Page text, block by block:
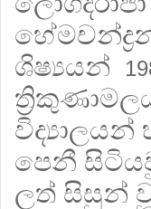
ශිෂ්‍යයන්
විද්‍යාලයන්
පෙනී
ලත් සිසුන්